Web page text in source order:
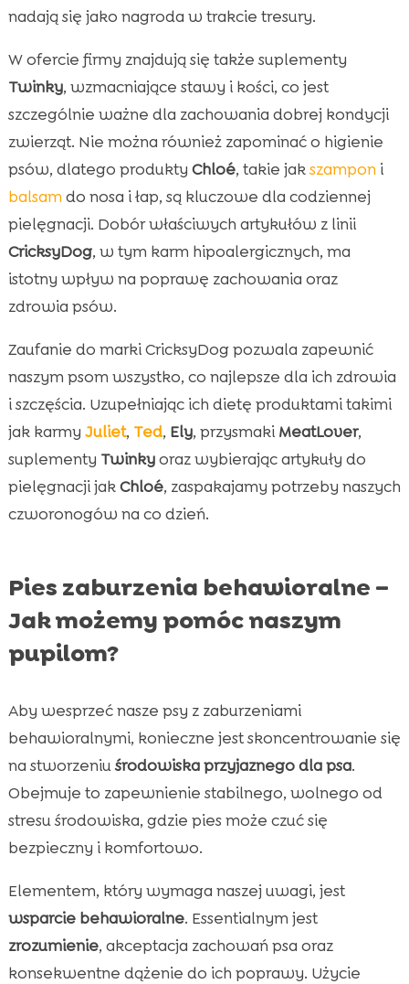
nadają się jako nagroda w trakcie tresury.
W ofercie firmy znajdują się także suplementy
Twinky, wzmacniające stawy i kości, co jest
szczególnie ważne dla zachowania dobrej kondycji
zwierząt. Nie można również zapominać o higienie
psów, dlatego produkty Chloé, takie jakszampon i
balsam do nosa i łap, są kluczowe dla codziennej
pielęgnacji. Dobór właściwych artykułów z linii
CricksyDog, w tym karm hipoalergicznych, ma
istotny wpływ na poprawę zachowania oraz
zdrowia psów.
Zaufanie do marki CricksyDog pozwala zapewnić
naszym psom wszystko, co najlepsze dla ich zdrowia
i szczęścia. Uzupełniając ich dietę produktami takimi
jak karmy Juliet, Ted, Ely, przysmaki MeatLover,
suplementy Twinkyoraz wybierając artykuły do
pielęgnacji jakChloé, zaspakajamy potrzeby naszych
czworonogów na co dzień.
Pies zaburzenia behawioralne –
Jak możemy pomóc naszym
pupilom?
Aby wesprzeć nasze psy z zaburzeniami
behawioralnymi, konieczne jest skoncentrowanie się
na stworzeniuśrodowiska przyjaznego dla psa.
Obejmuje to zapewnienie stabilnego, wolnego od
stresu środowiska, gdzie pies może czuć się
bezpieczny i komfortowo.
Elementem, który wymaga naszej uwagi, jest
wsparcie behawioralne. Essentialnym jest
zrozumienie, akceptacja zachowań psa oraz
konsekwentne dążenie do ich poprawy. Użycie